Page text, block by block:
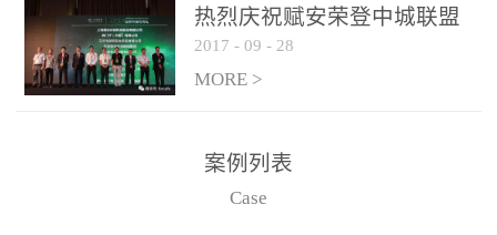
和监控端两大部分组成。
两者之间通过以太网相
联，一台监控主机最多可
从监控主机上获取，最多
只能接6台，超过的需从现
热烈庆祝赋安荣登中城联盟
联合采购战略合作平台
2017 - 09 - 28
MORE >
案例列表
Case